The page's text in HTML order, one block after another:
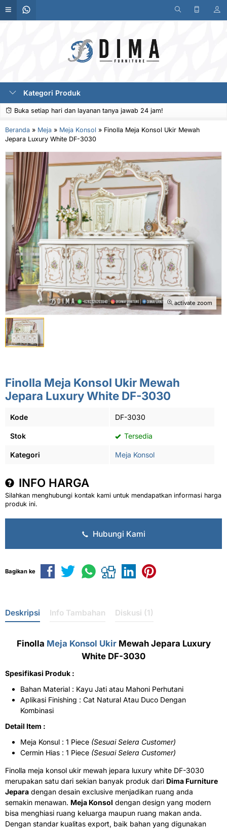
Kategori Produk
Buka setiap hari dan layanan tanya jawab 24 jam!
Beranda » Meja » Meja Konsol » Finolla Meja Konsol Ukir Mewah
Jepara Luxury White DF-3030
activate zoom
Finolla Meja Konsol Ukir Mewah
Jepara Luxury White DF-3030
Kode DF-3030
Stok Tersedia
Kategori Meja Konsol
INFO HARGA
Silahkan menghubungi kontak kami untuk mendapatkan informasi harga
produk ini.
Hubungi Kami
Bagikan ke
Deskripsi Info Tambahan Diskusi (1)
Finolla Meja Konsol UkirMewah Jepara Luxury
White DF-3030
Spesifikasi Produk :
Bahan Material : Kayu Jati atau Mahoni Perhutani
Aplikasi Finishing : Cat Natural Atau Duco Dengan
Kombinasi
Detail Item :
Meja Konsul : 1 Piece (Sesuai Selera Customer)
Cermin Hias : 1 Piece (Sesuai Selera Customer)
Finolla meja konsol ukir mewah jepara luxury white DF-3030
merupakan satu dari sekian banyak produk dari Dima Furniture
Jepara dengan desain exclusive menjadikan ruang anda
semakin menawan. Meja Konsol dengan design yang modern
bisa menghiasi ruang keluarga maupun ruang makan anda.
Dengan standar kualitas export, baik bahan yang digunakan